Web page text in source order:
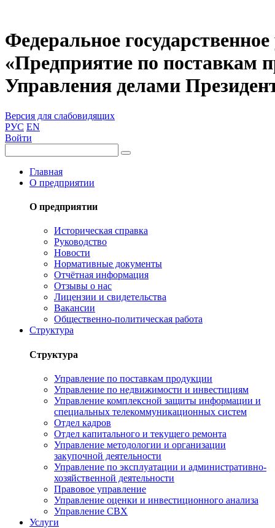
Федеральное
«Предприятие по поставкам
Управления делами
Версия для слабовидящих
РУС EN
Войти
Главная
О предприятии
О предприятии
Историческая справка
Руководство
Новости
Нормативные документы
Отчётная информация
Отзывы о нас
Лицензии и свидетельства
Вакансии
Общественно-политическая работа
Структура
Структура
Управление по поставкам продукции
Управление по недвижимости и инвестициям
Управление комплексной защиты информации и
специальных телекоммуникационных систем
Отдел кадров
Отдел капитального и текущего ремонта
Управление методологии и организации
закупочной деятельности
Управление по эксплуатации и административно-
хозяйственной деятельности
Правовое управление
Управление оценки и инвестиционного анализа
Управление СВХ
Услуги